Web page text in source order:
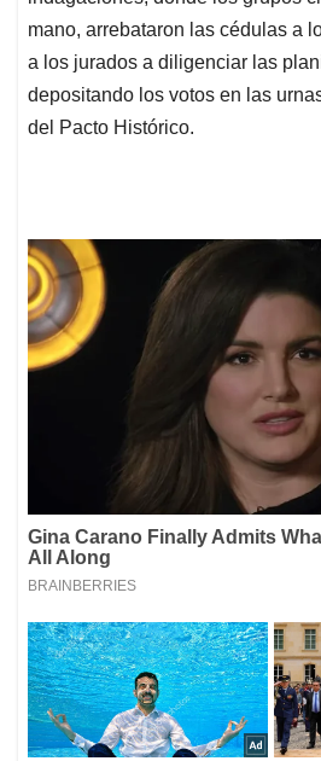
mano, arrebataron las cédulas a
a los jurados a diligenciar las
depositando los votos en las
del Pacto Histórico.